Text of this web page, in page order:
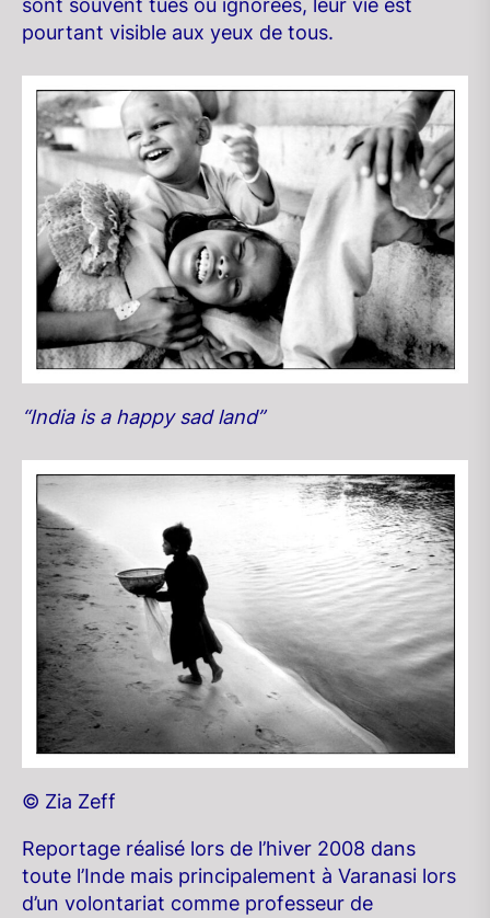
sont souvent tues ou ignorées, leur vie est
pourtant visible aux yeux de tous.
“India is a happy sad land”
© Zia Zeff
Reportage réalisé lors de l’hiver 2008 dans
toute l’Inde mais principalement à Varanasi lors
d’un volontariat comme professeur de